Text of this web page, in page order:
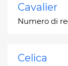
Cavalier
Numero di
Celica